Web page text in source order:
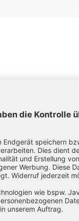
die
Heiner Tück